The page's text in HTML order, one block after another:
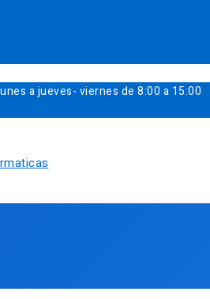
a jueves- viernes de 8:00 a 15:00